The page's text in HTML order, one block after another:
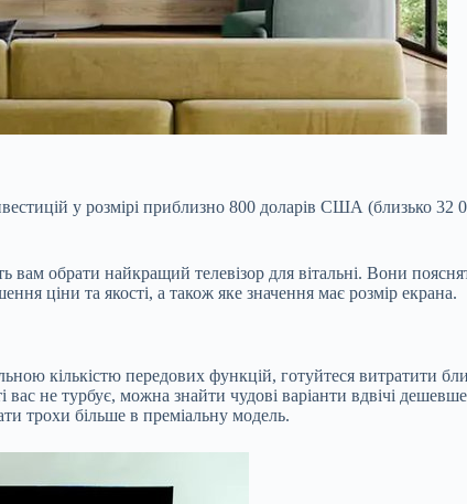
у розмірі приблизно 800 доларів США (близько 32
обрати найкращий телевізор для вітальні. Вони
ціни та якості, а також яке значення має розмір екрана.
кількістю передових функцій, готуйтеся витратити
не турбує, можна знайти чудові варіанти вдвічі
трохи більше в преміальну модель.